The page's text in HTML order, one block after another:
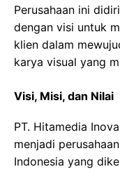
Perusahaan ini
dengan visi untuk
klien dalam
karya visual yang
Visi, Misi, dan Nilai
PT. Hitamedia
menjadi
Indonesia yang